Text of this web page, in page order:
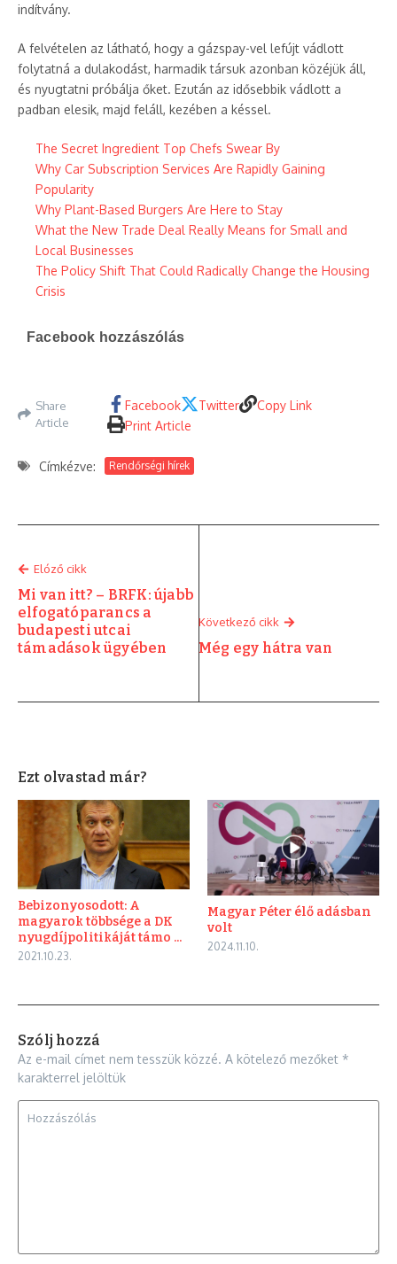
indítvány.
A felvételen az látható, hogy a gázspay-vel lefújt vádlott
folytatná a dulakodást, harmadik társuk azonban közéjük áll,
és nyugtatni próbálja őket. Ezután az idősebbik vádlott a
padban elesik, majd feláll, kezében a késsel.
The Secret Ingredient Top Chefs Swear By
Why Car Subscription Services Are Rapidly Gaining
Popularity
Why Plant-Based Burgers Are Here to Stay
What the New Trade Deal Really Means for Small and
Local Businesses
The Policy Shift That Could Radically Change the Housing
Crisis
Facebook hozzászólás
Share
Article
Facebook Twitter
Copy Link
Print Article
Címkézve: Rendőrségi hírek
Elóző cikk
Mi van itt? – BRFK: újabb
elfogatóparancs a
budapesti utcai
támadások ügyében
Következő cikk
Még egy hátra van
Ezt olvastad már?
Bebizonyosodott: A
magyarok többsége a DK
nyugdíjpolitikáját támo ...
2021.10.23.
Magyar Péter élő adásban
volt
2024.11.10.
Szólj hozzá
Az e-mail címet nem tesszük közzé. A kötelező mezőket *
karakterrel jelöltük